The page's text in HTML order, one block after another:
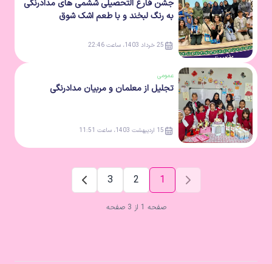
جشن فارغ التحصیلی ششمی های مدادرنگی
به رنگ لبخند و با طعم اشک شوق
25 خرداد 1403، ساعت 22:46
عمومی
تجلیل از معلمان و مربیان مدادرنگی
15 اردیبهشت 1403، ساعت 11:51
1
2
3
صفحه 1 از 3 صفحه